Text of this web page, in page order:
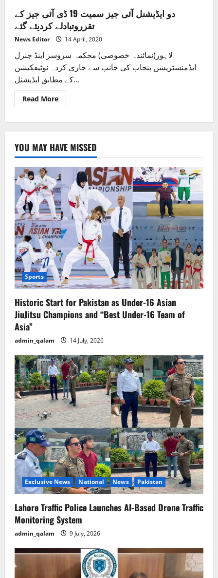
دو ایڈیشنل آئی جیز سمیت 19 ڈی آئی جیز کے
تقرروتبادلے کردیئے گئے
News Editor 14 April, 2020
لاہور(نمائندہ خصوصی) محکمہ سروسز اینڈ جنرل
ایڈمنسٹریشن پنجاب کی جانب سے جاری کردہ نوٹیفکیشن
کے مطابق ایڈیشنل...
Read MoreRead
more
سمیت
19
ڈی
آئی
جیز
کے
تقرروتبادلے
کردیئے
گئے
YOU MAY HAVE MISSED
Sports
Historic Start for Pakistan as Under-16 Asian
JiuJitsu Champions and “Best Under-16 Team of
Asia”
admin_qalam 14 July, 2026
Exclusive News National News Pakistan
Lahore Traffic Police Launches AI-Based Drone Traffic
Monitoring System
admin_qalam 9 July, 2026